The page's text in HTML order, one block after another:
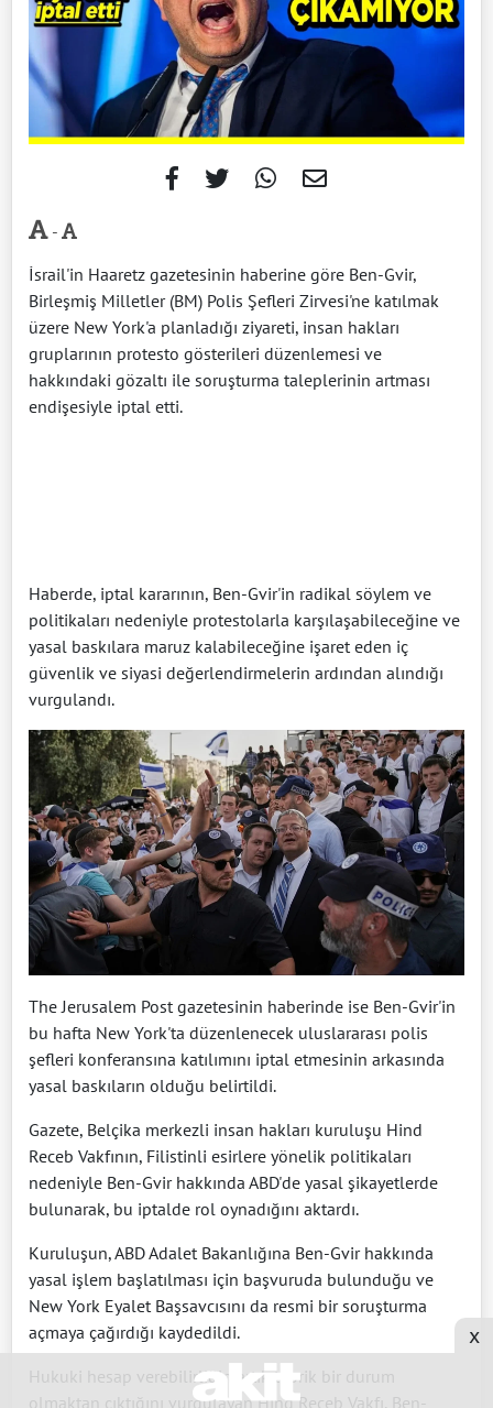
-
İsrail'in Haaretz gazetesinin haberine göre Ben-Gvir,
Birleşmiş Milletler (BM) Polis Şefleri Zirvesi'ne katılmak
üzere New York'a planladığı ziyareti, insan hakları
gruplarının protesto gösterileri düzenlemesi ve
hakkındaki gözaltı ile soruşturma taleplerinin artması
endişesiyle iptal etti.
Haberde, iptal kararının, Ben-Gvir'in radikal söylem ve
politikaları nedeniyle protestolarla karşılaşabileceğine ve
yasal baskılara maruz kalabileceğine işaret eden iç
güvenlik ve siyasi değerlendirmelerin ardından alındığı
vurgulandı.
The Jerusalem Post gazetesinin haberinde ise Ben-Gvir'in
bu hafta New York'ta düzenlenecek uluslararası polis
şefleri konferansına katılımını iptal etmesinin arkasında
yasal baskıların olduğu belirtildi.
Gazete, Belçika merkezli insan hakları kuruluşu Hind
Receb Vakfının, Filistinli esirlere yönelik politikaları
nedeniyle Ben-Gvir hakkında ABD'de yasal şikayetlerde
bulunarak, bu iptalde rol oynadığını aktardı.
Kuruluşun, ABD Adalet Bakanlığına Ben-Gvir hakkında
yasal işlem başlatılması için başvuruda bulunduğu ve
New York Eyalet Başsavcısını da resmi bir soruşturma
açmaya çağırdığı kaydedildi.
Hukuki hesap verebilirliğin artık teorik bir durum
olmaktan çıktığını vurgulayan Hind Receb Vakfı, Ben-
x